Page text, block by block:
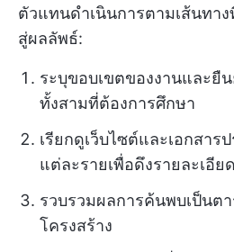
ตัวแทนดำเนินการตามเส้นทา
สู่ผลลัพธ์:
ระบุขอบเขตของงานและยื
ทั้งสามที่ต้องการศึกษา
เรียกดูเว็บไซต์และเอกสาร
แต่ละรายเพื่อดึงรายละเอี
รวบรวมผลการค้นพบเป็นต
โครงสร้าง